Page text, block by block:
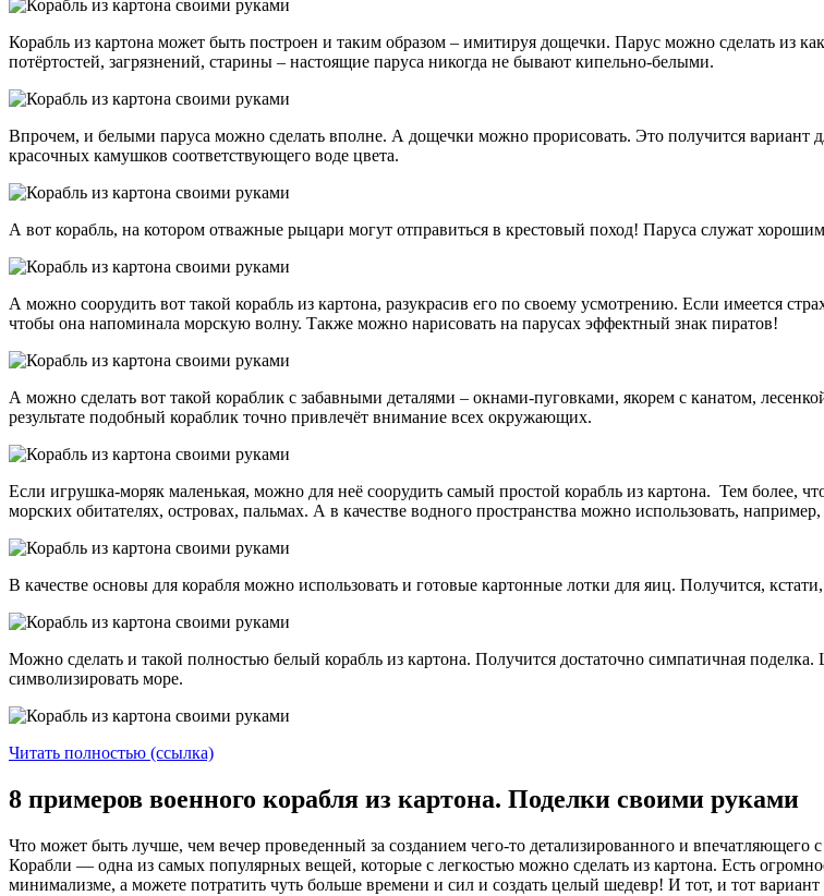
Корабль из картона может быть построен и таким образом – имитируя дощечки. Парус можно сделать из
потёртостей, загрязнений, старины – настоящие паруса никогда не бывают кипельно-белыми.
Впрочем, и белыми паруса можно сделать вполне. А дощечки можно прорисовать. Это получится вариант
красочных камушков соответствующего воде цвета.
А вот корабль, на котором отважные рыцари могут отправиться в крестовый поход! Паруса служат
А можно соорудить вот такой корабль из картона, разукрасив его по своему усмотрению. Если имеется
чтобы она напоминала морскую волну. Также можно нарисовать на парусах эффектный знак пиратов!
А можно сделать вот такой кораблик с забавными деталями – окнами-пуговками, якорем с канатом,
результате подобный кораблик точно привлечёт внимание всех окружающих.
Если игрушка-моряк маленькая, можно для неё соорудить самый простой корабль из картона. Тем более,
морских обитателях, островах, пальмах. А в качестве водного пространства можно использовать,
В качестве основы для корабля можно использовать и готовые картонные лотки для яиц. Получится,
Можно сделать и такой полностью белый корабль из картона. Получится достаточно симпатичная
символизировать море.
Читать полностью (ссылка)
8 примеров военного корабля из картона. Поделки своими руками
Что может быть лучше, чем вечер проведенный за созданием чего-то детализированного и
Корабли — одна из самых популярных вещей, которые с легкостью можно сделать из картона. Есть
минимализме, а можете потратить чуть больше времени и сил и создать целый шедевр! И тот, и тот